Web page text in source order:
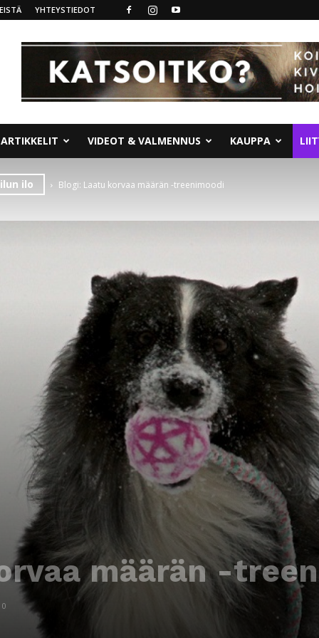
YHTEYSTIEDOT
ARTIKKELIT VIDEOT & VALMENNUS KAUPPA
ilo Blogi: Laatu korvaa määrän -treenimoodi
määrän -
0